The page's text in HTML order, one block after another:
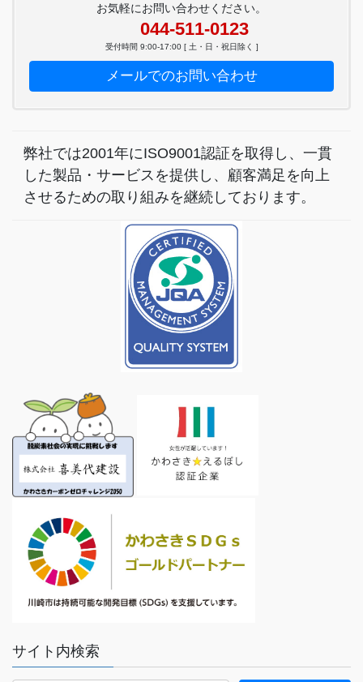
お気軽にお問い合わせください。
044-511-0123
受付時間 9:00-17:00 [ 土・日・祝日除く ]
メールでのお問い合わせ
弊社では2001年にISO9001認証を取得し、一貫
した製品・サービスを提供し、顧客満足を向上
させるための取り組みを継続しております。
サイト内検索